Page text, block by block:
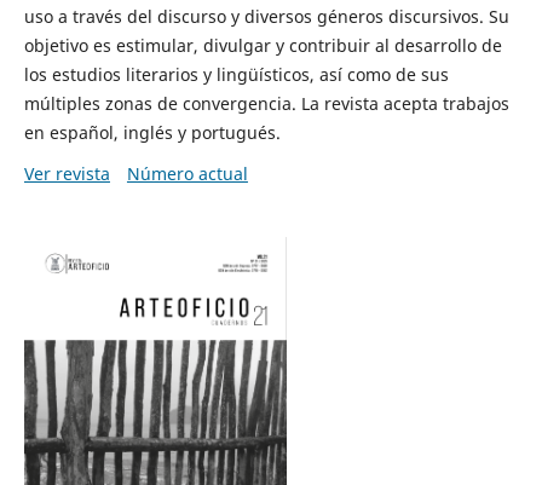
uso a través del discurso y diversos géneros discursivos. Su
objetivo es estimular, divulgar y contribuir al desarrollo de
los estudios literarios y lingüísticos, así como de sus
múltiples zonas de convergencia. La revista acepta trabajos
en español, inglés y portugués.
Ver revista
Número actual